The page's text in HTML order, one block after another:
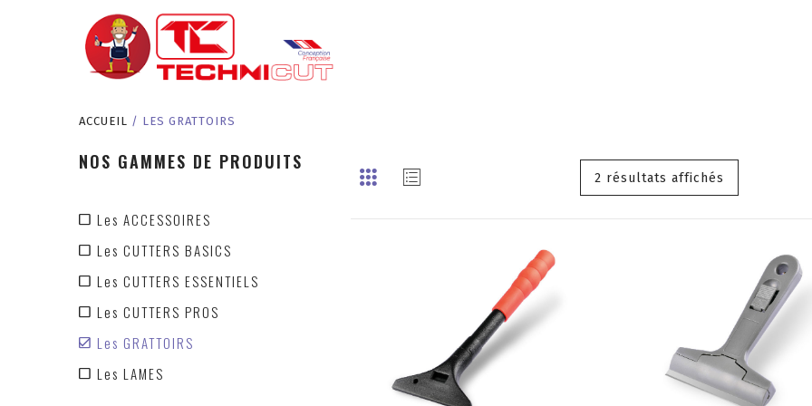
ACCUEIL / LES GRATTOIRS
NOS GAMMES DE PRODUITS
Les ACCESSOIRES
Les CUTTERS BASICS
Les CUTTERS ESSENTIELS
Les CUTTERS PROS
Les GRATTOIRS
Les LAMES
2 résultats affichés